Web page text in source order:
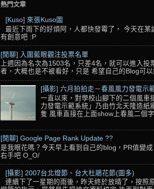
熱門文章
[Kuso] 來張Kuso圖
最近下雨下的好煩阿，人都快發霉了， 今天在
有創意吧 :P
[閒聊] 入圍藍眼觀注投票名單
上週因為名次為1503名，只差4名，就可以進入
者，大概也是不被看好，只是 希望自己的Blog可
[攝影] 六月拍拍走－春風風力發電示
一直以來，對學校山腳下的二個風車
力發電示範系統」乃由竹北天隆造
隻 風車直接在上面show上春風二個
[閒聊] Google Page Rank Update ??
是我眼花嗎？今天早上看到自己的blog，PR值變
右手吧 O_O/
[攝影] 2007台北燈節、台大杜鵑花節(圖多)
連續下了一星期的雨後，昨天終於放晴了，按照